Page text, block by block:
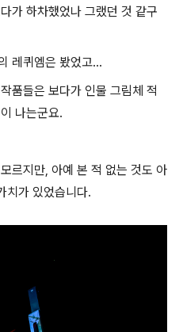
가 하차했었나 그랬던 것 같구
레퀴엠은 봤었고...
품들은 보다가 인물 그림체 적
나는군요.
르지만, 아예 본 적 없는 것도 아
치가 있었습니다.